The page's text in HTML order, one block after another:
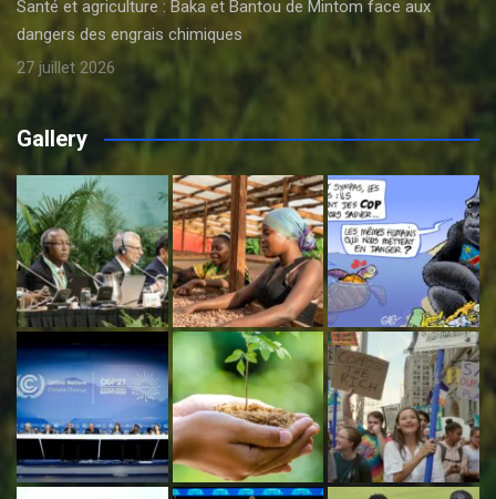
Santé et agriculture : Baka et Bantou de Mintom face aux
dangers des engrais chimiques
27 juillet 2026
Gallery